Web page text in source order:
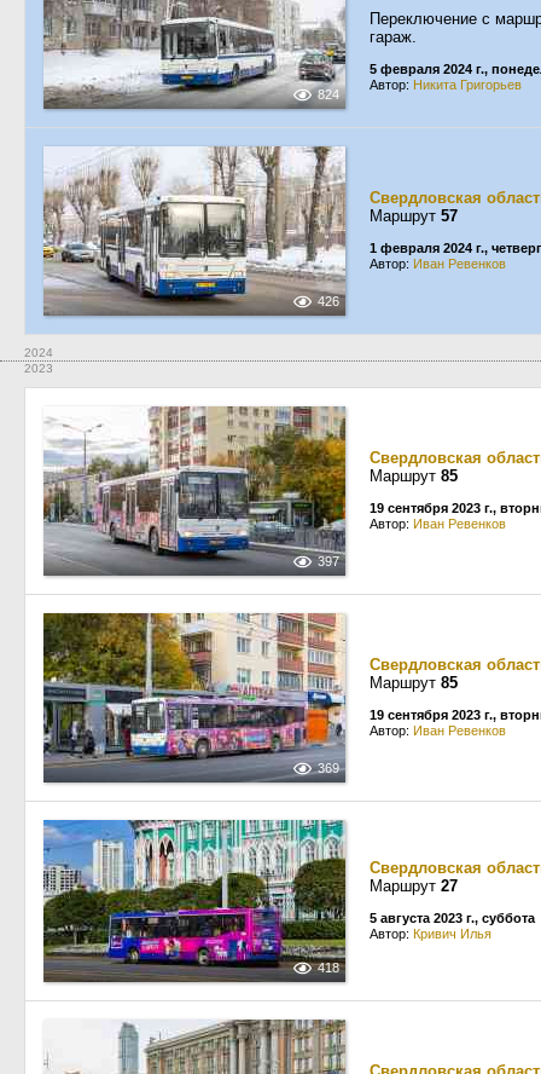
824
Переключение с
гараж.
5 февраля 2024 г.,
Автор: Никита Григорьев
426
Свердловская
Маршрут 57
1 февраля 2024 г., четверг
Автор: Иван Ревенков
2024
2023
397
Свердловская
Маршрут 85
19 сентября 2023 г.,
Автор: Иван Ревенков
369
Свердловская
Маршрут 85
19 сентября 2023 г.,
Автор: Иван Ревенков
418
Свердловская
Маршрут 27
5 августа 2023 г., суббота
Автор: Кривич Илья